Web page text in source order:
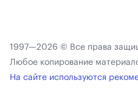
1997—2026 © Все права
Любое копирование
На сайте используются